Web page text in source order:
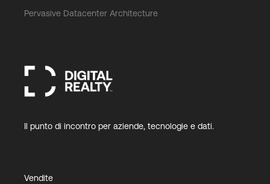
Pervasive Datacenter Architecture
Il punto di incontro per aziende, tecnologie e dati.
Vendite